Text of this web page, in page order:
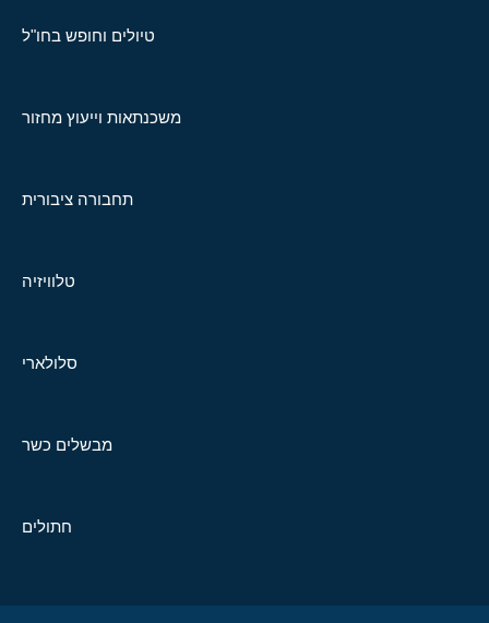
טיולים וחופש בחו"ל
משכנתאות וייעוץ מחזור
תחבורה ציבורית
טלוויזיה
סלולארי
מבשלים כשר
חתולים